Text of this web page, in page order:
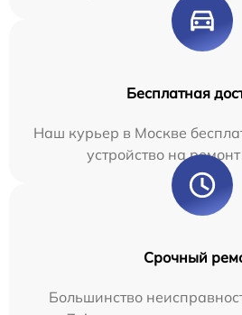
Бесплатная
Наш курьер в Москве
устройство на
Срочный
Большинство